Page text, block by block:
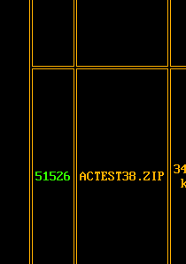
51526 ACTEST38.ZIP